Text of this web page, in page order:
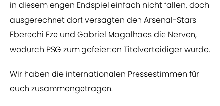
in diesem engen Endspiel einfach nicht fallen, doch
ausgerechnet dort versagten den Arsenal-Stars
Eberechi Eze und Gabriel Magalhaes die Nerven,
wodurch PSG zum gefeierten Titelverteidiger wurde.
Wir haben die internationalen Pressestimmen für
euch zusammengetragen.